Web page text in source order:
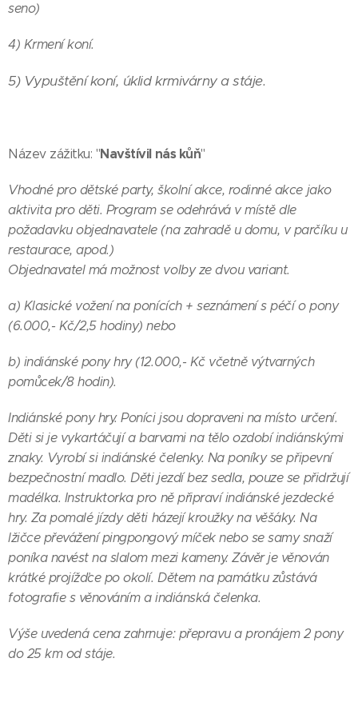
seno)
4) Krmení koní.
5) Vypuštění koní, úklid krmivárny a stáje.
Název zážitku: "Navštívil nás kůň"
Vhodné pro dětské party, školní akce, rodinné akce jako
aktivita pro děti. Program se odehrává v místě dle
požadavku objednavatele (na zahradě u domu, v parčíku u
restaurace, apod.)
Objednavatel má možnost volby ze dvou variant.
a) Klasické vožení na ponících + seznámení s péčí o pony
(6.000,- Kč/2,5 hodiny) nebo
b) indiánské pony hry (12.000,- Kč včetně výtvarných
pomůcek/8 hodin).
Indiánské pony hry. Poníci jsou dopraveni na místo určení.
Děti si je vykartáčují a barvami na tělo ozdobí indiánskými
znaky. Vyrobí si indiánské čelenky. Na poníky se připevní
bezpečnostní madlo. Děti jezdí bez sedla, pouze se přidržují
madélka. Instruktorka pro ně připraví indiánské jezdecké
hry. Za pomalé jízdy děti házejí kroužky na věšáky. Na
lžičce převážení pingpongový míček nebo se samy snaží
poníka navést na slalom mezi kameny. Závěr je věnován
krátké projížďce po okolí. Dětem na památku zůstává
fotografie s věnováním a indiánská čelenka.
Výše uvedená cena zahrnuje: přepravu a pronájem 2 pony
do 25 km od stáje.